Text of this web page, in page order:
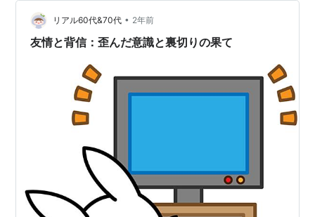
疑惑の目から、 子供を守るために移住した済州島のセレ
ブ学校。 ハイクラスな学校に通わせるセレブな親達の、
お決まりの人間模様も面白いのですが、 夫失踪の謎を解
リアル60代&70代 • 2年前
友情と背信：歪んだ意識と裏切りの果て